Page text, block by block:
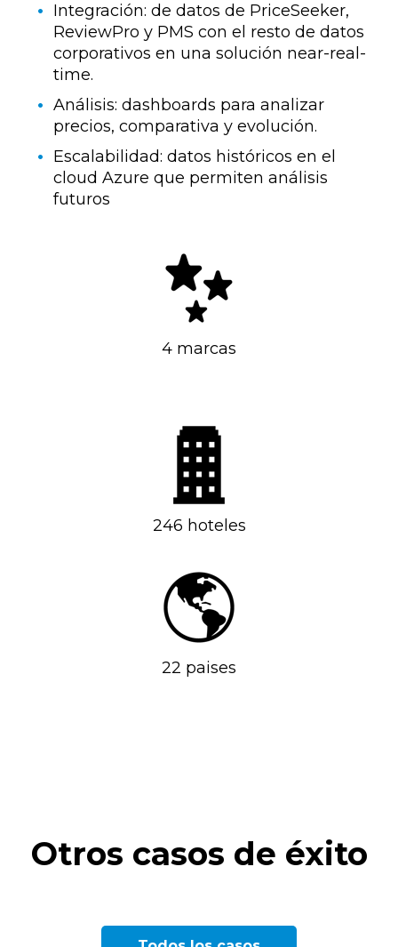
Integración: de datos de PriceSeeker,
ReviewPro y PMS con el resto de datos
corporativos en una solución near-real-
time.
Análisis: dashboards para analizar
precios, comparativa y evolución.
Escalabilidad: datos históricos en el
cloud Azure que permiten análisis
futuros
4 marcas
246 hoteles
22 paises
Otros casos de éxito
EMPRESA PÚBLICA DE CONSULTORÍA
LABORATORIO FARMACÉUTICO
MULTINACIONAL DE LABORATORIOS